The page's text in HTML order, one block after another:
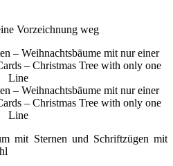
Vorzeichnung weg
mit Sternen und Schriftzügen mit